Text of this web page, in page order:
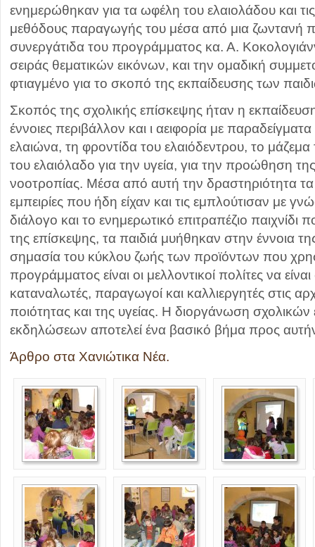
ενημερώθηκαν για τα ωφέλη του ελαιολάδου και
μεθόδους παραγωγής του μέσα από μια ζωντανή
συνεργάτιδα του προγράμματος κα. Α.
σειράς θεματικών εικόνων, και την ομαδική
φτιαγμένο για το σκοπό της εκπαίδευσης των
Σκοπός της σχολικής επίσκεψης ήταν η
έννοιες περιβάλλον και ι αειφορία με
ελαιώνα, τη φροντίδα του ελαιόδεντρου, το μάζεμα
του ελαιόλαδο για την υγεία, για την προώθηση
νοοτροπίας. Μέσα από αυτή την δραστηριότητα
εμπειρίες που ήδη είχαν και τις εμπλούτισαν με
διάλογο και το ενημερωτικό επιτραπέζιο παιχνίδι
της επίσκεψης, τα παιδιά μυήθηκαν στην έννοια
σημασία του κύκλου ζωής των προϊόντων που
προγράμματος είναι οι μελλοντικοί πολίτες να
καταναλωτές, παραγωγοί και καλλιεργητές στις
ποιότητας και της υγείας. Η διοργάνωση
εκδηλώσεων αποτελεί ένα βασικό βήμα προς
Άρθρο στα Χανιώτικα Νέα.